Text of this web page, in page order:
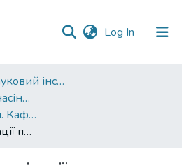
Log In (current)
Навчально-науковий інститут агротехнологій, селекції та екології
Кафедра селекції, насінництва і генетики
Друковані видання. Кафедра селекції, насінництва і генетики
Особливості реалізації права на академічну мобільність учасників освітнього процесу